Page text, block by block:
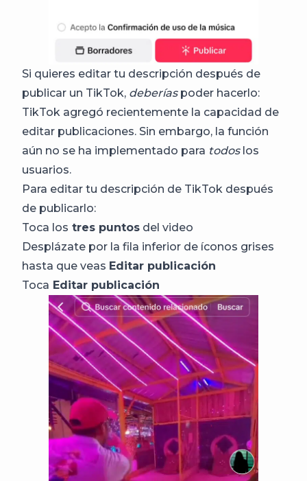
Si quieres editar tu descripción después de
publicar un TikTok, deberíaspoder hacerlo:
TikTok agregó recientemente la capacidad de
editar publicaciones. Sin embargo, la función
aún no se ha implementado para todoslos
usuarios.
Para editar tu descripción de TikTok después
de publicarlo:
Toca los tres puntos del video
Desplázate por la fila inferior de íconos grises
hasta que veas Editar publicación
Toca Editar publicación